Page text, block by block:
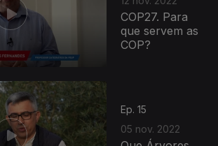
COP27. Para
que servem as
COP?
Ep. 15
05 nov. 2022